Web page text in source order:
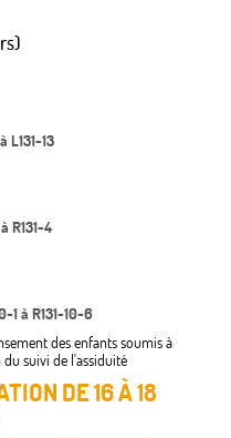
L131-13
R131-4
1 à R131-10-6
des enfants soumis à
suivi de l'assiduité
DE 16 À 18